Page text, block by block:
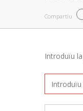
Compartiu
Introduïu